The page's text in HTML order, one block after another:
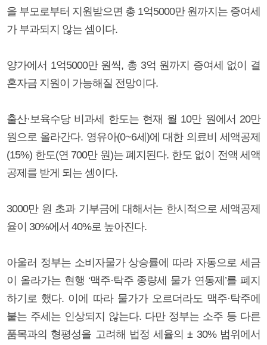
을 부모로부터 지원받으면 총 1억5000만 원까지는 증여세
가 부과되지 않는 셈이다.
양가에서 1억5000만 원씩, 총 3억 원까지 증여세 없이 결
혼자금 지원이 가능해질 전망이다.
출산·보육수당 비과세 한도는 현재 월 10만 원에서 20만
원으로 올라간다. 영유아(0~6세)에 대한 의료비 세액공제
(15%) 한도(연 700만 원)는 폐지된다. 한도 없이 전액 세액
공제를 받게 되는 셈이다.
3000만 원 초과 기부금에 대해서는 한시적으로 세액공제
율이 30%에서 40%로 높아진다.
아울러 정부는 소비자물가 상승률에 따라 자동으로 세금
이 올라가는 현행 ‘맥주·탁주 종량세 물가 연동제’를 폐지
하기로 했다. 이에 따라 물가가 오르더라도 맥주·탁주에
붙는 주세는 인상되지 않는다. 다만 정부는 소주 등 다른
품목과의 형평성을 고려해 법정 세율의 ± 30% 범위에서